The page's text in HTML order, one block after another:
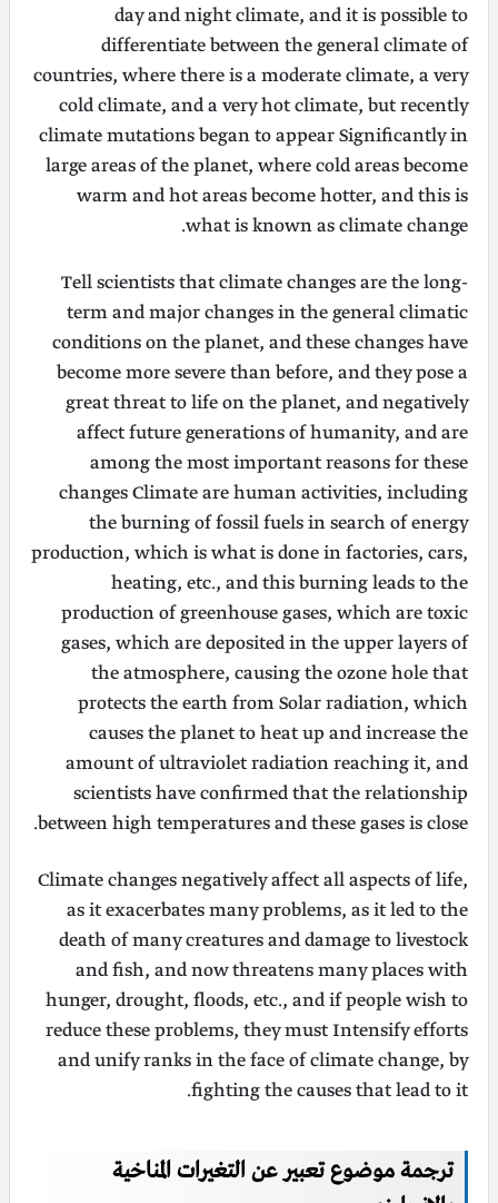
day and night climate, and it is possible to
differentiate between the general climate of
countries, where there is a moderate climate, a very
cold climate, and a very hot climate, but recently
climate mutations began to appear Significantly in
large areas of the planet, where cold areas become
warm and hot areas become hotter, and this is
what is known as climate change.
Tell scientists that climate changes are the long-
term and major changes in the general climatic
conditions on the planet, and these changes have
become more severe than before, and they pose a
great threat to life on the planet, and negatively
affect future generations of humanity, and are
among the most important reasons for these
changes Climate are human activities, including
the burning of fossil fuels in search of energy
production, which is what is done in factories, cars,
heating, etc., and this burning leads to the
production of greenhouse gases, which are toxic
gases, which are deposited in the upper layers of
the atmosphere, causing the ozone hole that
protects the earth from Solar radiation, which
causes the planet to heat up and increase the
amount of ultraviolet radiation reaching it, and
scientists have confirmed that the relationship
between high temperatures and these gases is close.
Climate changes negatively affect all aspects of life,
as it exacerbates many problems, as it led to the
death of many creatures and damage to livestock
and fish, and now threatens many places with
hunger, drought, floods, etc., and if people wish to
reduce these problems, they must Intensify efforts
and unify ranks in the face of climate change, by
fighting the causes that lead to it.
ترجمة موضوع تعبير عن التغيرات المناخية